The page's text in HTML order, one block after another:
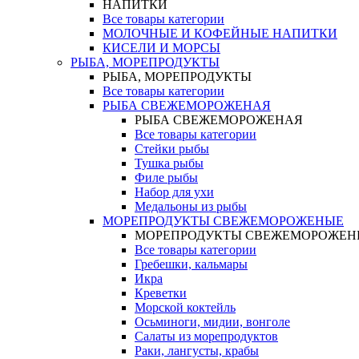
НАПИТКИ
Все товары категории
МОЛОЧНЫЕ И КОФЕЙНЫЕ НАПИТКИ
КИСЕЛИ И МОРСЫ
РЫБА, МОРЕПРОДУКТЫ
РЫБА, МОРЕПРОДУКТЫ
Все товары категории
РЫБА СВЕЖЕМОРОЖЕНАЯ
РЫБА СВЕЖЕМОРОЖЕНАЯ
Все товары категории
Стейки рыбы
Тушка рыбы
Филе рыбы
Набор для ухи
Медальоны из рыбы
МОРЕПРОДУКТЫ СВЕЖЕМОРОЖЕНЫЕ
МОРЕПРОДУКТЫ
Все товары категории
Гребешки, кальмары
Икра
Креветки
Морской коктейль
Осьминоги, мидии, вонголе
Салаты из морепродуктов
Раки, лангусты, крабы